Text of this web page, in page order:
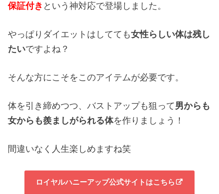
保証付き という神対応で登場しました。
やっぱりダイエットはしてても女性らしい体は残し
たいですよね？
そんな方にこそをこのアイテムが必要です。
体を引き締めつつ、バストアップも狙って男からも
女からも羨ましがられる体を作りましょう！
間違いなく人生楽しめますね笑
ロイヤルハニーアップ公式サイトはこちら